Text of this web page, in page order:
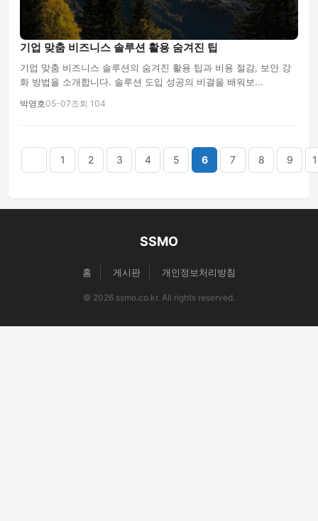
기업 맞춤 비즈니스 솔루션 활용 숨겨진 팁
기업 맞춤 비즈니스 솔루션의 숨겨진 활용 팁과 비용 절감, 보안 강
화 방법을 소개합니다. 솔루션 도입 성공의 비결을 배워보...
박영호05-07조회 104
1 2 3 4 5 6 7 8 9
SSMO
홈 게시판 개인정보처리방침
© 2026 ssmo.co.kr. All rights reserved.